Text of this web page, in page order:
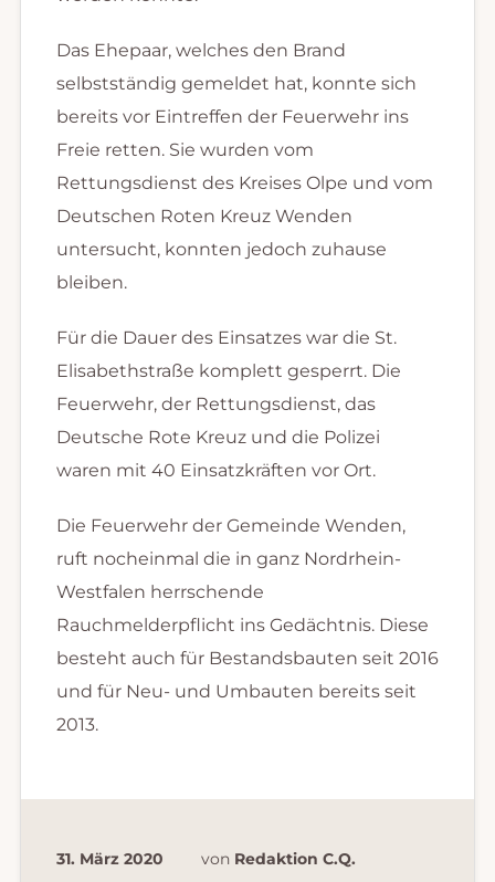
Das Ehepaar, welches den Brand
selbstständig gemeldet hat, konnte sich
bereits vor Eintreffen der Feuerwehr ins
Freie retten. Sie wurden vom
Rettungsdienst des Kreises Olpe und vom
Deutschen Roten Kreuz Wenden
untersucht, konnten jedoch zuhause
bleiben.
Für die Dauer des Einsatzes war die St.
Elisabethstraße komplett gesperrt. Die
Feuerwehr, der Rettungsdienst, das
Deutsche Rote Kreuz und die Polizei
waren mit 40 Einsatzkräften vor Ort.
Die Feuerwehr der Gemeinde Wenden,
ruft nocheinmal die in ganz Nordrhein-
Westfalen herrschende
Rauchmelderpflicht ins Gedächtnis. Diese
besteht auch für Bestandsbauten seit 2016
und für Neu- und Umbauten bereits seit
2013.
31. März 2020 von Redaktion C.Q.